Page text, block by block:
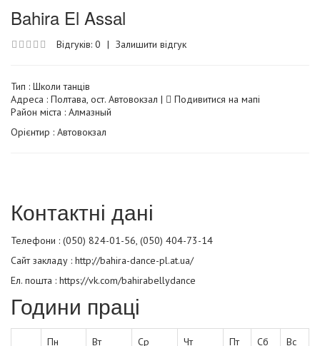
Bahira El Assаl
Відгуків: 0 | Залишити відгук
Тип : Школи танців
Адреса : Полтава, ост. Автовокзал |
Подивитися на мапі
Район міста : Алмазный
Орієнтир : Автовокзал
Контактні дані
Телефони : (050) 824-01-56, (050) 404-73-14
Сайт закладу : http://bahira-dance-pl.at.ua/
Ел. пошта : https://vk.com/bahirabellydance
Години праці
Пн Вт Ср Чт Пт Сб Вс